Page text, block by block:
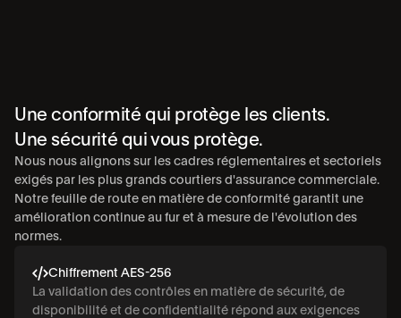
Une conformité qui protège les clients.
Une sécurité qui vous protège.
Nous nous alignons sur les cadres réglementaires et sectoriels
exigés par les plus grands courtiers d'assurance commerciale.
Notre feuille de route en matière de conformité garantit une
amélioration continue au fur et à mesure de l'évolution des
normes.
Chiffrement AES-256
La validation des contrôles en matière de sécurité, de
disponibilité et de confidentialité répond aux exigences